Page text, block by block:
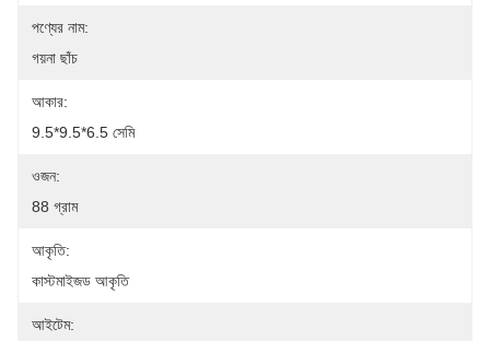
পণ্যের নাম:
গয়না ছাঁচ
আকার:
9.5*9.5*6.5 সেমি
ওজন:
88 গ্রাম
আকৃতি:
কাস্টমাইজড আকৃতি
আইটেম: